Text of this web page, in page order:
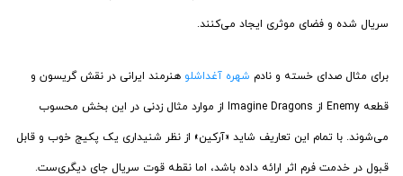
سریال شده و فضای موثری ایجاد می‌کنند.
برای مثال صدای خسته و نادم شهره آغداشلو هنرمند ایرانی در نقش گریسون و
قطعه Enemy از Imagine Dragons از موارد مثال زدنی در این بخش محسوب
می‌شوند. با تمام این تعاریف شاید «آرکین» از نظر شنیداری یک پکیج خوب و قابل
قبول در خدمت فرم اثر ارائه داده باشد، اما نقطه قوت سریال جای دیگری‌ست‌.